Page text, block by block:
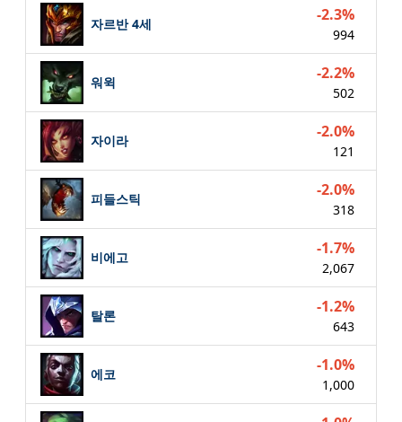
자르반 4세 -2.3%
994
워윅 -2.2%
502
자이라 -2.0%
121
피들스틱 -2.0%
318
비에고 -1.7%
2,067
탈론 -1.2%
643
에코 -1.0%
1,000